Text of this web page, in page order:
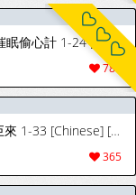
[EOLKKI & Ho & 梦君 | 夢君 ] 催眠偷心计 | 催眠偷心計 1-24 [Chinese] [Ongoing]
787
[富贵鼻 | 富貴鼻 & 活火山] 与生巨来 | 與生巨來 1-33 [Chinese] [Ongoing]
365